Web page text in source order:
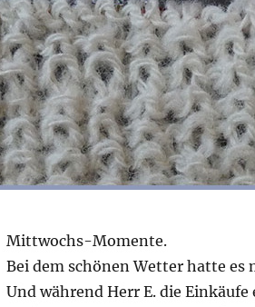
Mittwochs-Momente.
Bei dem schönen Wetter hatte es
Und während Herr E. die